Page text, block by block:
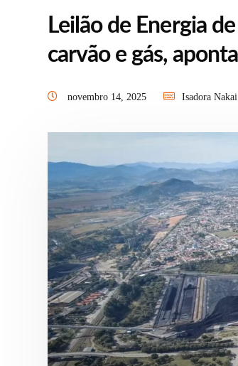
Leilão de Energia
carvão e gás,
novembro 14, 2025 Isadora Nakai